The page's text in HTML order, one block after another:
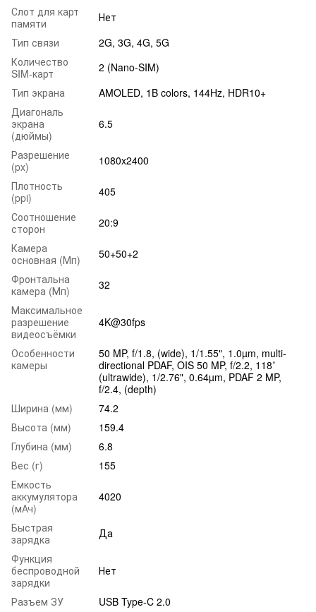
Слот для карт
памяти
Нет
Тип связи
2G, 3G, 4G, 5G
Количество
SIM-карт
2 (Nano-SIM)
Тип экрана
AMOLED, 1B colors, 144Hz, HDR10+
Диагональ
экрана
(дюймы)
6.5
Разрешение
(px)
1080x2400
Плотность
(ppi)
405
Соотношение
сторон
20:9
Камера
основная (Мп)
50+50+2
Фронтальна
камера (Мп)
32
Максимальное
разрешение
видеосъёмки
4K@30fps
Особенности
камеры
50 MP, f/1.8, (wide), 1/1.55", 1.0µm, multi-
directional PDAF, OIS 50 MP, f/2.2, 118˚
(ultrawide), 1/2.76", 0.64µm, PDAF 2 MP,
f/2.4, (depth)
Ширина (мм)
74.2
Высота (мм)
159.4
Глубина (мм)
6.8
Вес (г)
155
Емкость
аккумулятора
(мАч)
4020
Быстрая
зарядка
Да
Функция
беспроводной
зарядки
Нет
Разъем ЗУ
USB Type-C 2.0